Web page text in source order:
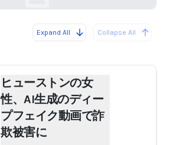
Expand All Collapse All
ヒューストンの女
性、AI生成のディー
プフェイク動画で詐
欺被害に